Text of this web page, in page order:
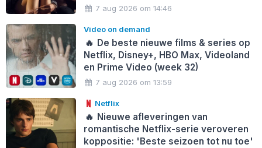
7 aug 2026 om 14:46
Video on demand
🔥 De beste nieuwe films & series op
Netflix, Disney+, HBO Max, Videoland
en Prime Video (week 32)
7 aug 2026 om 13:59
Netflix
🔥 Nieuwe afleveringen van
romantische Netflix-serie veroveren
koppositie: 'Beste seizoen tot nu toe'